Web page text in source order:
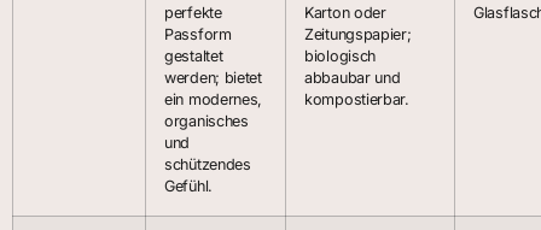
perfekte
Passform
gestaltet
werden; bietet
ein modernes,
organisches
und
schützendes
Gefühl.
Karton oder
Zeitungspapier;
biologisch
abbaubar und
kompostierbar.